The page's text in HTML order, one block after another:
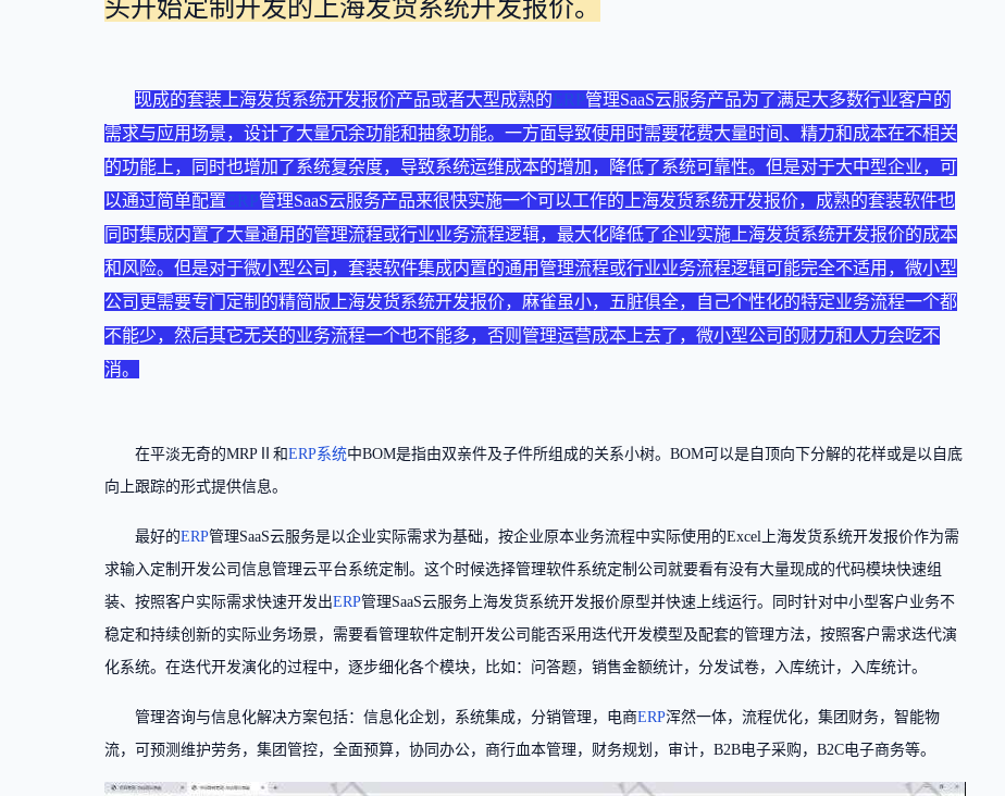
头开始定制开发的上海发货系统开发报价。
现成的套装上海发货系统开发报价产品或者大型成熟的ERP管理SaaS云服务产品为了满足大多数行业客户的
需求与应用场景，设计了大量冗余功能和抽象功能。一方面导致使用时需要花费大量时间、精力和成本在不相关
的功能上，同时也增加了系统复杂度，导致系统运维成本的增加，降低了系统可靠性。但是对于大中型企业，可
以通过简单配置ERP管理SaaS云服务产品来很快实施一个可以工作的上海发货系统开发报价，成熟的套装软件也
同时集成内置了大量通用的管理流程或行业业务流程逻辑，最大化降低了企业实施上海发货系统开发报价的成本
和风险。但是对于微小型公司，套装软件集成内置的通用管理流程或行业业务流程逻辑可能完全不适用，微小型
公司更需要专门定制的精简版上海发货系统开发报价，麻雀虽小，五脏俱全，自己个性化的特定业务流程一个都
不能少，然后其它无关的业务流程一个也不能多，否则管理运营成本上去了，微小型公司的财力和人力会吃不
消。
在平淡无奇的MRPⅡ和ERP系统中BOM是指由双亲件及子件所组成的关系小树。BOM可以是自顶向下分解的花样或是以自底
向上跟踪的形式提供信息。
最好的ERP管理SaaS云服务是以企业实际需求为基础，按企业原本业务流程中实际使用的Excel上海发货系统开发报价作为需
求输入定制开发公司信息管理云平台系统定制。这个时候选择管理软件系统定制公司就要看有没有大量现成的代码模块快速组
装、按照客户实际需求快速开发出ERP管理SaaS云服务上海发货系统开发报价原型并快速上线运行。同时针对中小型客户业务不
稳定和持续创新的实际业务场景，需要看管理软件定制开发公司能否采用迭代开发模型及配套的管理方法，按照客户需求迭代演
化系统。在迭代开发演化的过程中，逐步细化各个模块，比如：问答题，销售金额统计，分发试卷，入库统计，入库统计。
管理咨询与信息化解决方案包括：信息化企划，系统集成，分销管理，电商ERP浑然一体，流程优化，集团财务，智能物
流，可预测维护劳务，集团管控，全面预算，协同办公，商行血本管理，财务规划，审计，B2B电子采购，B2C电子商务等。